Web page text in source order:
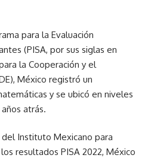
para la Evaluación
(PISA, por sus siglas en
la Cooperación y el
México registró un
y se ubicó en niveles
atrás.
Instituto Mexicano para
resultados PISA 2022, México